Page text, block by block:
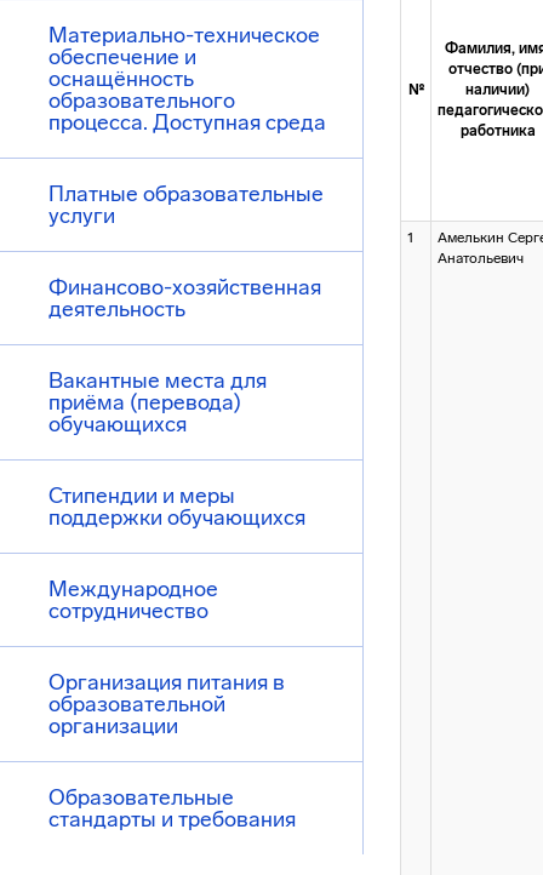
Материально-техническое
обеспечение и
оснащённость
образовательного
процесса. Доступная среда
Платные образовательные
услуги
Финансово-хозяйственная
деятельность
Вакантные места для
приёма (перевода)
обучающихся
Стипендии и меры
поддержки обучающихся
Международное
сотрудничество
Организация питания в
образовательной
организации
Образовательные
стандарты и требования
№
Фамилия,
отчество
наличии)
работника
1
Амелькин
Анатольевич